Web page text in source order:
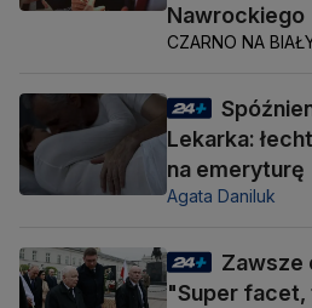
Nawrockiego
CZARNO NA
Lekarka:
na emeryturę
Agata Daniluk
Zawsze
"Super facet,